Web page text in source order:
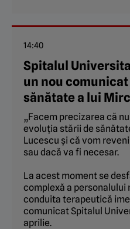
14:40
Spitalul
un nou
sănătate a lui
„Facem precizarea că
evoluția stării de
Lucescu și că vom
sau dacă va fi necesar.
La acest moment se
complexă a personalului
conduita terapeutică
comunicat Spitalul
aprilie.